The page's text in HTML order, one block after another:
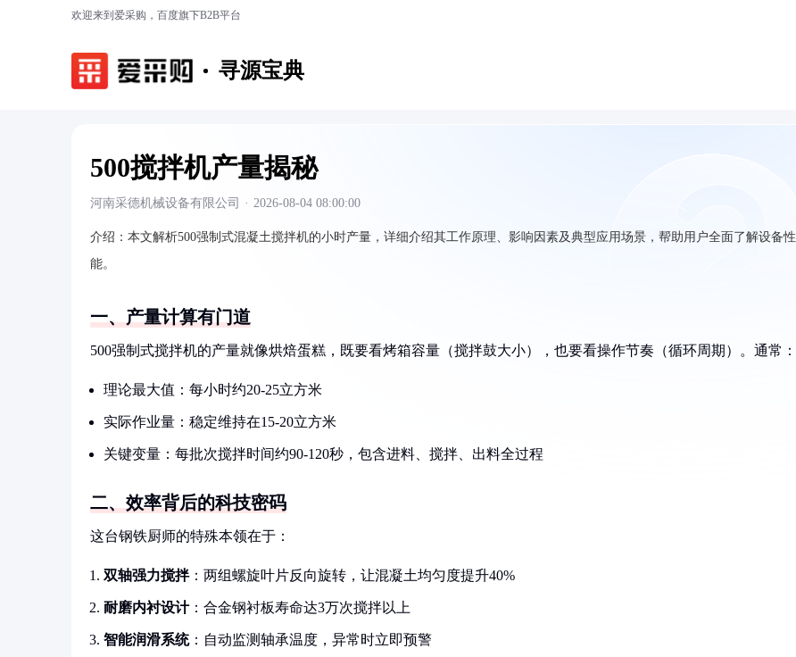
欢迎来到爱采购，百度旗下B2B平台
寻源宝典
500搅拌机产量揭秘
河南采德机械设备有限公司 · 2026-08-04 08:00:00
介绍： 本文解析500强制式混凝土搅拌机的小时产量，详细介绍其工作原理、影响因素及典型应用场景，帮助用户全面了解设备性
能。
一、产量计算有门道
500强制式搅拌机的产量就像烘焙蛋糕，既要看烤箱容量（搅拌鼓大小），也要看操作节奏（循环周期）。通常：
理论最大值：每小时约20-25立方米
实际作业量：稳定维持在15-20立方米
关键变量：每批次搅拌时间约90-120秒，包含进料、搅拌、出料全过程
二、效率背后的科技密码
这台钢铁厨师的特殊本领在于：
双轴强力搅拌：两组螺旋叶片反向旋转，让混凝土均匀度提升40%
耐磨内衬设计：合金钢衬板寿命达3万次搅拌以上
智能润滑系统：自动监测轴承温度，异常时立即预警